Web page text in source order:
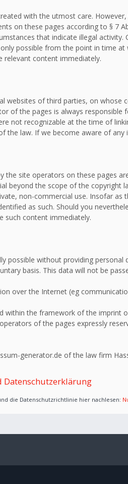
with the utmost care.
on these pages according to § 7
that indicate illegal
possible from the point in time
relevant content immediately.
websites of third parties, on whose
of the pages is always
not recognizable at the time of
the law. If we become aware of
the site operators on these pages
beyond the scope of the
non-commercial use. Insofar
as such. Should you
such content immediately.
possible without providing
basis. This data will not be
over the Internet (eg
within the framework of the imprint
of the pages expressly
generator.de of the law firm
die Datenschutzrichtlinie hier nachlesen: